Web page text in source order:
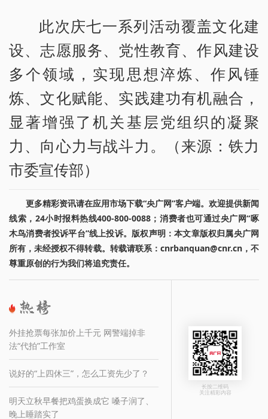
此次庆七一系列活动覆盖文化建
设、志愿服务、党性教育、作风建设
多个领域，实现思想淬炼、作风锤
炼、文化赋能、实践建功有机融合，
显著增强了机关基层党组织的凝聚
力、向心力与战斗力。（来源：铁力
市委宣传部）
更多精彩资讯请在应用市场下载“央广网”客户端。欢迎提供新闻
线索，24小时报料热线400-800-0088；消费者也可通过央广网“啄
木鸟消费者投诉平台”线上投诉。版权声明：本文章版权归属央广网
所有，未经授权不得转载。转载请联系：cnrbanquan@cnr.cn，不
尊重原创的行为我们将追究责任。
外挂抢票每张加价上千元 网警端掉非
法“代拍”工作室
说好的“上四休三”，怎么工资先少了？
明天立秋早餐把鸡蛋换成它 嗓子润了、
晚上睡踏实了
长按二维码
关注精彩内容